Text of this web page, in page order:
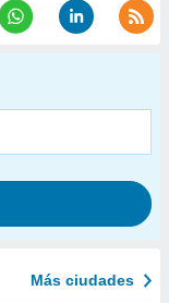
Más ciudades